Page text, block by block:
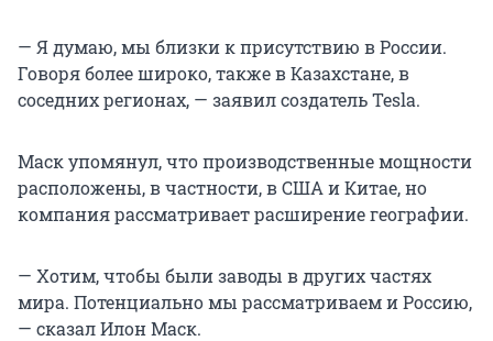
— Я думаю, мы близки к присутствию в России.
Говоря более широко, также в Казахстане, в
соседних регионах, — заявил создатель Tesla.
Маск упомянул, что производственные мощности
расположены, в частности, в США и Китае, но
компания рассматривает расширение географии.
— Хотим, чтобы были заводы в других частях
мира. Потенциально мы рассматриваем и Россию,
— сказал Илон Маск.